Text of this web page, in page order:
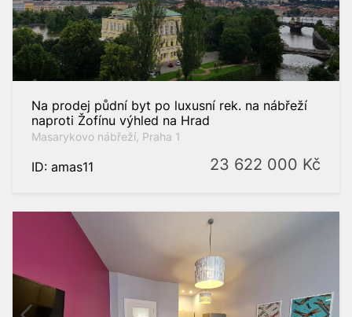
Na prodej půdní byt po luxusní rek. na nábřeží
naproti Žofínu výhled na Hrad
Masarykovo nábřeží, Praha 1
ID: amas11 23 622 000 Kč